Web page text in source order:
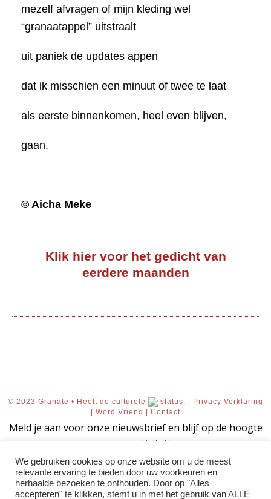
mezelf afvragen of mijn kleding wel
“granaatappel” uitstraalt
uit paniek de updates appen
dat ik misschien een minuut of twee te laat
als eerste binnenkomen, heel even blijven,
gaan.
© Aicha Meke
Klik hier voor het gedicht van
eerdere maanden
© 2023 Granate • Heeft de culturele status. |
Privacy Verklaring
| Word Vriend | Contact
We gebruiken cookies op onze website om u de meest
relevante ervaring te bieden door uw voorkeuren en
herhaalde bezoeken te onthouden. Door op "Alles
accepteren" te klikken, stemt u in met het gebruik van ALLE
Meld je aan voor onze nieuwsbrief en blijf op de hoogte
van onze activiteiten.